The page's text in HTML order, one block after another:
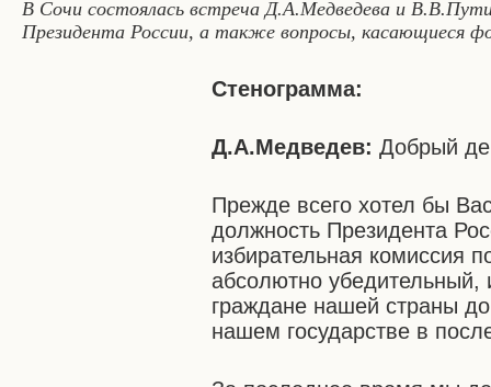
В Сочи состоялась встреча Д.А.Медведева и
Президента России, а также вопросы, касающиеся
Стенограмма:
Д.А.Медведев: Добрый
Прежде всего хотел бы
должность Президента
избирательная комиссия
абсолютно
граждане нашей страны
нашем государстве в